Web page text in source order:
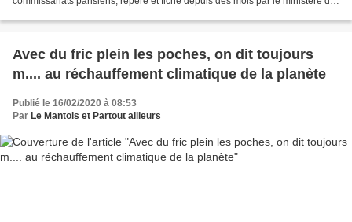
Avec du fric plein les poches, on dit toujours
m.... au réchauffement climatique de la planète
Publié le 16/02/2020 à 08:53
Par Le Mantois et Partout ailleurs